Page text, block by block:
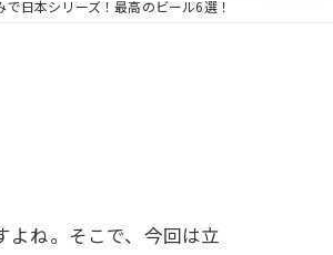
で日本シリーズ！最高のビール6選！
ね。そこで、今回は立